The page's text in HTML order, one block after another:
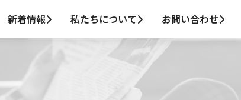
新着情報 私たちについて お問い合わせ